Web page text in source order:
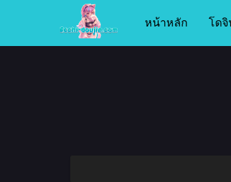
หน้าหลัก โดจิ